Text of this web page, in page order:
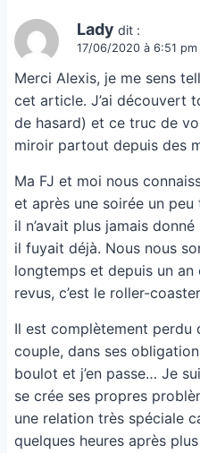
Lady dit :
17/06/2020 à 6:51 pm
Merci Alexis, je me sens
cet article. J’ai découvert
de hasard) et ce truc de
miroir partout depuis des
Ma FJ et moi nous
et après une soirée un
il n’avait plus jamais
il fuyait déjà. Nous nous
longtemps et depuis un an
revus, c’est le roller-
Il est complètement perdu
couple, dans ses
boulot et j’en passe… Je
se crée ses propres
une relation très spéciale
quelques heures après plus